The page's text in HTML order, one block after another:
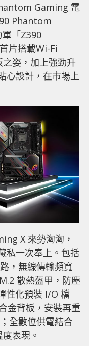
Gaming 電
Phantom
「Z390
片搭載Wi-Fi
姿，加上強勁升
心設計，在市場上
X 來勢洶洶，
私一次奉上。包括
，無線傳輸頻寬
散熱盔甲，防塵
性化預裝 I/O 檔
金背板，安裝再重
全數位供電結合
表現。